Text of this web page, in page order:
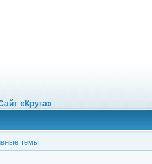
«Круга»
темы